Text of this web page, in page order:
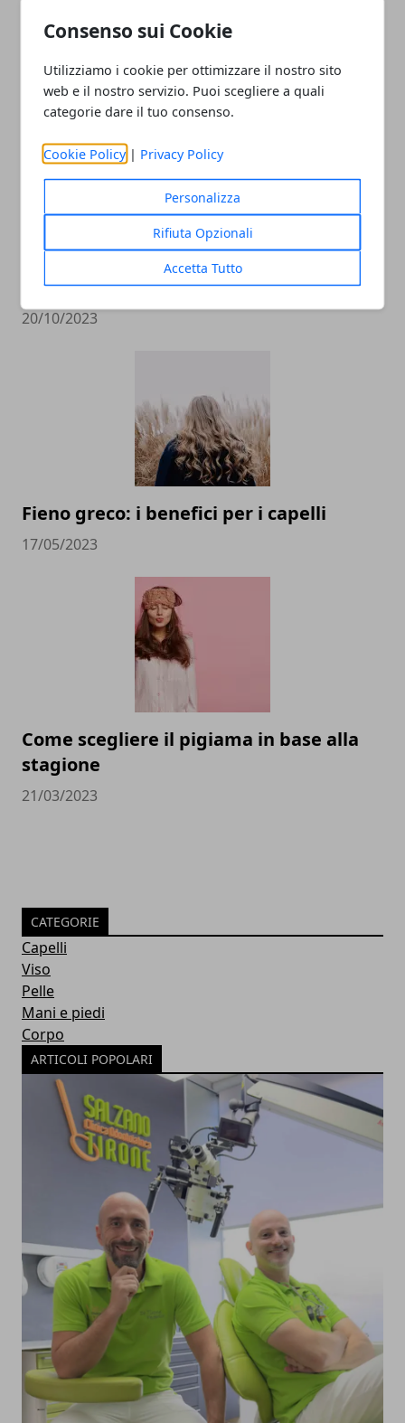
Consenso sui Cookie
Utilizziamo i cookie per ottimizzare il nostro sito
web e il nostro servizio. Puoi scegliere a quali
categorie dare il tuo consenso.
Cookie Policy | Privacy Policy
Personalizza
Rifiuta Opzionali
Accetta Tutto
ARTICOLI CORRELATI
Gli strumenti da utilizzare per la
manutenzione di una piscina
20/10/2023
Fieno greco: i benefici per i capelli
17/05/2023
Come scegliere il pigiama in base alla
stagione
21/03/2023
CATEGORIE
Capelli
Viso
Pelle
Mani e piedi
Corpo
ARTICOLI POPOLARI